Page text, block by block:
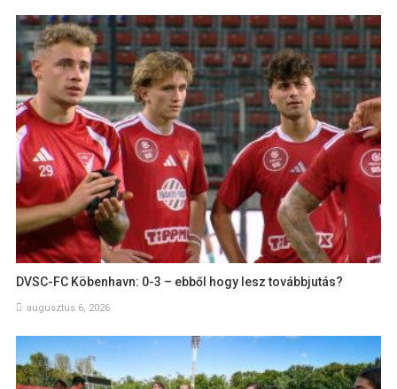
DVSC-FC Köbenhavn: 0-3 – ebből hogy lesz továbbjutás?
augusztus 6, 2026